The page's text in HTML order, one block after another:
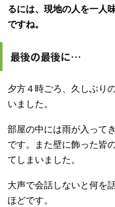
るには、現地の人を一人
ですね。
最後の最後に…
夕方４時ごろ、久しぶり
いました。
部屋の中には雨が入って
です。また壁に飾った皆
てしまいました。
大声で会話しないと何を
ほどです。